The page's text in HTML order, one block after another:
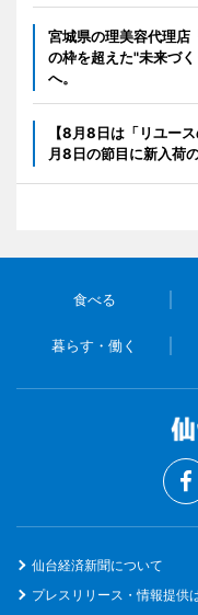
宮城県の理美容代理
の枠を超えた"未来づ
へ。
【8月8日は「リユー
月8日の節目に新入荷
食べる
暮らす・働く
仙台経済新聞について
プレスリリース・情報提供